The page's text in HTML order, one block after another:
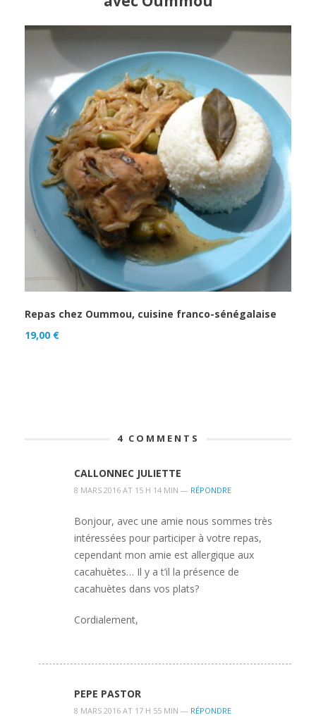
Repas chez Oummou, cuisine franco-sénégalaise
19,00 €
4 COMMENTS
CALLONNEC JULIETTE
8 MARS 2016 AT 15 H 14 MIN — RÉPONDRE
Bonjour, avec une amie nous sommes très
intéressées pour participer à votre repas,
cependant mon amie est allergique aux
cacahuètes… Il y a t’il la présence de
cacahuètes dans vos plats?
Cordialement,
PEPE PASTOR
8 MARS 2016 AT 17 H 55 MIN — RÉPONDRE